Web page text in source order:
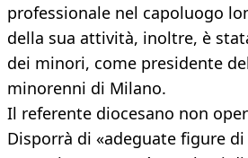
professionale nel capoluogo
della sua attività, inoltre, è
dei minori, come presidente
minorenni di Milano.
Il referente diocesano non
Disporrà di «adeguate figure